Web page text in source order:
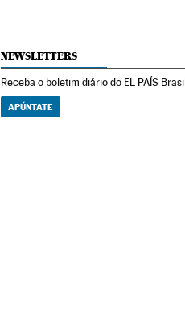
NEWSLETTERS
Receba o boletim diário do EL PAÍS Brasil
APÚNTATE